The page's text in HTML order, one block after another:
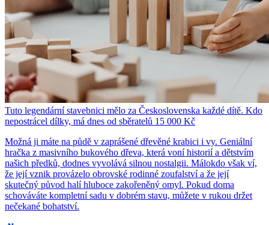
Tuto legendární stavebnici mělo za Československa každé dítě. Kdo
nepostrácel dílky, má dnes od sběratelů 15 000 Kč
Možná ji máte na půdě v zaprášené dřevěné krabici i vy. Geniální
hračka z masivního bukového dřeva, která voní historií a dětstvím
našich předků, dodnes vyvolává silnou nostalgii. Málokdo však ví,
že její vznik provázelo obrovské rodinné zoufalství a že její
skutečný původ halí hluboce zakořeněný omyl. Pokud doma
schováváte kompletní sadu v dobrém stavu, můžete v rukou držet
nečekané bohatství.